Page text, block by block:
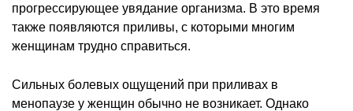
прогрессирующее увядание организма. В это время
также появляются приливы, с которыми многим
женщинам трудно справиться.
Сильных болевых ощущений при приливах в
менопаузе у женщин обычно не возникает. Однако